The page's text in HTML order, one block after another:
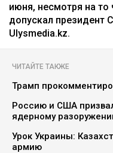
июня, несмотря на
допускал президент
Ulysmedia.kz.
ЧИТАЙТЕ ТАКЖЕ
Трамп
Россию и США
ядерному
Урок Украины:
армию